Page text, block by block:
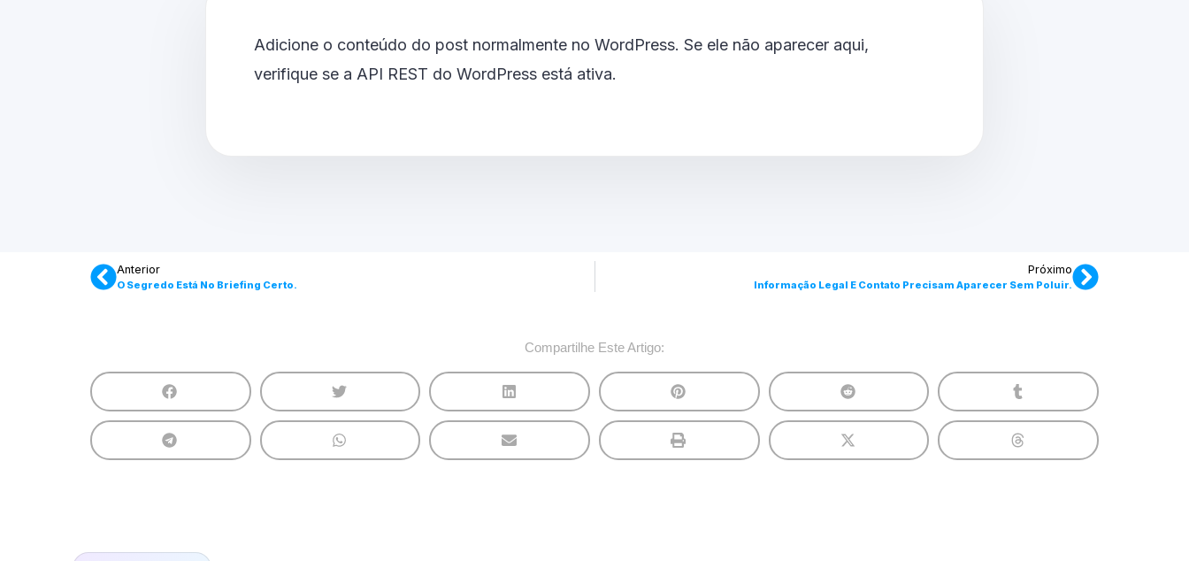
Adicione o conteúdo do post normalmente no WordPress. Se ele não aparecer aqui,
verifique se a API REST do WordPress está ativa.
Anterior
O Segredo Está No Briefing Certo.
Próximo
Informação Legal E Contato Precisam Aparecer Sem Poluir.
Compartilhe Este Artigo: